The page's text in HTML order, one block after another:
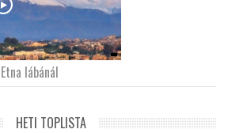
lábánál
HETI TOPLISTA